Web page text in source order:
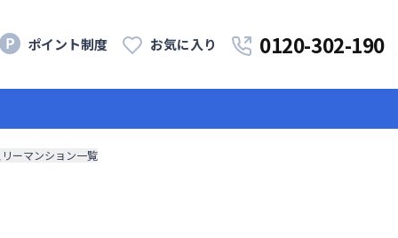
ポイント制度 お気に入り 0120-302-190
ーマンション一覧